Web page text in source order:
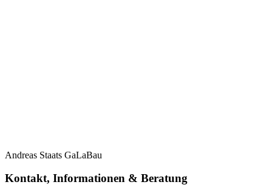
Andreas Staats GaLaBau
Kontakt, Informationen & Beratung